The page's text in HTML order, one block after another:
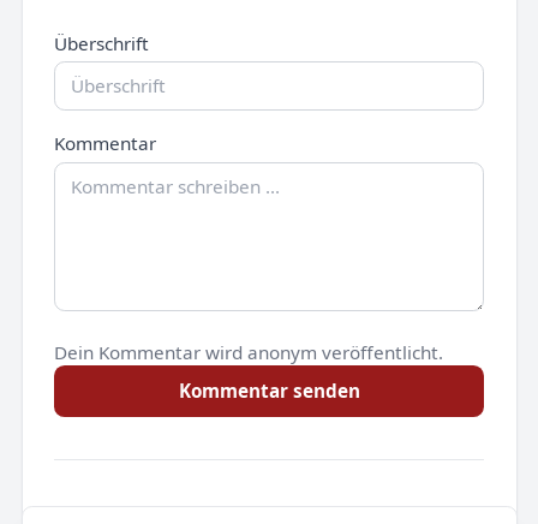
Überschrift
Kommentar
Dein Kommentar wird anonym veröffentlicht.
Kommentar senden
Noch keine Kommentare.